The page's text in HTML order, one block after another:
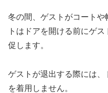
冬の間、ゲストがコート
トはドアを開ける前にゲ
促します。
ゲストが退出する際には
を着用しません。